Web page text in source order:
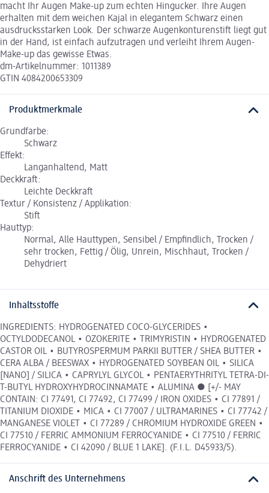
macht Ihr Augen Make-up zum echten Hingucker. Ihre Augen
erhalten mit dem weichen Kajal in elegantem Schwarz einen
ausdrucksstarken Look. Der schwarze Augenkonturenstift liegt gut
in der Hand, ist einfach aufzutragen und verleiht Ihrem Augen-
Make-up das gewisse Etwas.
dm-Artikelnummer: 1011389
GTIN 4084200653309
Produktmerkmale
Grundfarbe:
Schwarz
Effekt:
Langanhaltend, Matt
Deckkraft:
Leichte Deckkraft
Textur / Konsistenz / Applikation:
Stift
Hauttyp:
Normal, Alle Hauttypen, Sensibel / Empfindlich, Trocken /
sehr trocken, Fettig / Ölig, Unrein, Mischhaut, Trocken /
Dehydriert
Inhaltsstoffe
INGREDIENTS: HYDROGENATED COCO-GLYCERIDES •
OCTYLDODECANOL • OZOKERITE • TRIMYRISTIN • HYDROGENATED
CASTOR OIL • BUTYROSPERMUM PARKII BUTTER / SHEA BUTTER •
CERA ALBA / BEESWAX • HYDROGENATED SOYBEAN OIL • SILICA
[NANO] / SILICA • CAPRYLYL GLYCOL • PENTAERYTHRITYL TETRA-DI-
T-BUTYL HYDROXYHYDROCINNAMATE • ALUMINA ● [+/- MAY
CONTAIN: CI 77491, CI 77492, CI 77499 / IRON OXIDES • CI 77891 /
TITANIUM DIOXIDE • MICA • CI 77007 / ULTRAMARINES • CI 77742 /
MANGANESE VIOLET • CI 77289 / CHROMIUM HYDROXIDE GREEN •
CI 77510 / FERRIC AMMONIUM FERROCYANIDE • CI 77510 / FERRIC
FERROCYANIDE • CI 42090 / BLUE 1 LAKE]. (F.I.L. D45933/5).
Anschrift des Unternehmens